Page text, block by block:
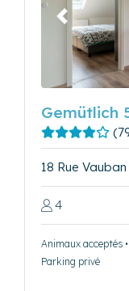
Précédent
Gemütlich
18 Rue
4
Animaux acceptés
Parking privé